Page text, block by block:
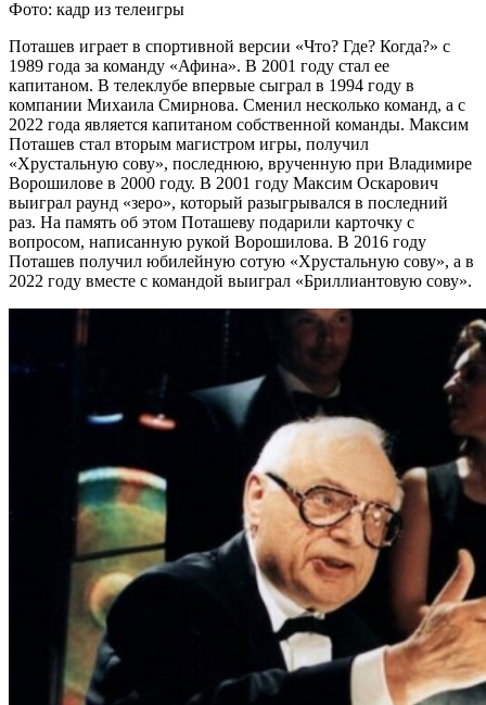
Фото: кадр из телеигры
Поташев играет в спортивной версии «Что? Где? Когда?» с
1989 года за команду «Афина». В 2001 году стал ее
капитаном. В телеклубе впервые сыграл в 1994 году в
компании Михаила Смирнова. Сменил несколько команд, а с
2022 года является капитаном собственной команды. Максим
Поташев стал вторым магистром игры, получил
«Хрустальную сову», последнюю, врученную при Владимире
Ворошилове в 2000 году. В 2001 году Максим Оскарович
выиграл раунд «зеро», который разыгрывался в последний
раз. На память об этом Поташеву подарили карточку с
вопросом, написанную рукой Ворошилова. В 2016 году
Поташев получил юбилейную сотую «Хрустальную сову», а в
2022 году вместе с командой выиграл «Бриллиантовую сову».